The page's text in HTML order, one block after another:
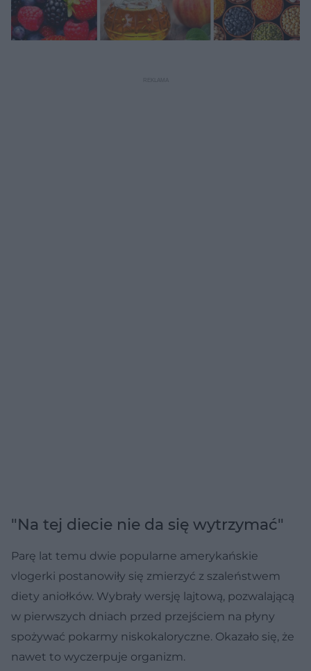
"Na tej diecie nie da się wytrzymać"
Parę lat temu dwie popularne amerykańskie
vlogerki postanowiły się zmierzyć z szaleństwem
diety aniołków. Wybrały wersję lajtową, pozwalającą
w pierwszych dniach przed przejściem na płyny
spożywać pokarmy niskokaloryczne. Okazało się, że
nawet to wyczerpuje organizm.